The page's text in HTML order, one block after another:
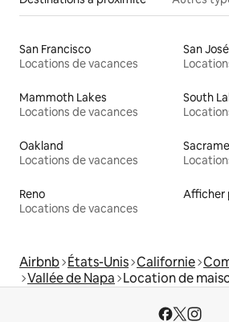
San Francisco
Locations de vacances
San José
Mammoth Lakes
Locations de vacances
South
Oakland
Locations de vacances
Reno
Locations de vacances
Afficher
Airbnb États-Unis Californie
Vallée de Napa Location de